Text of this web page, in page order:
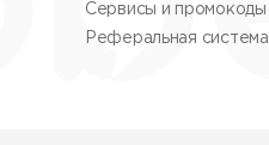
Сервисы и промокоды
Реферальная система